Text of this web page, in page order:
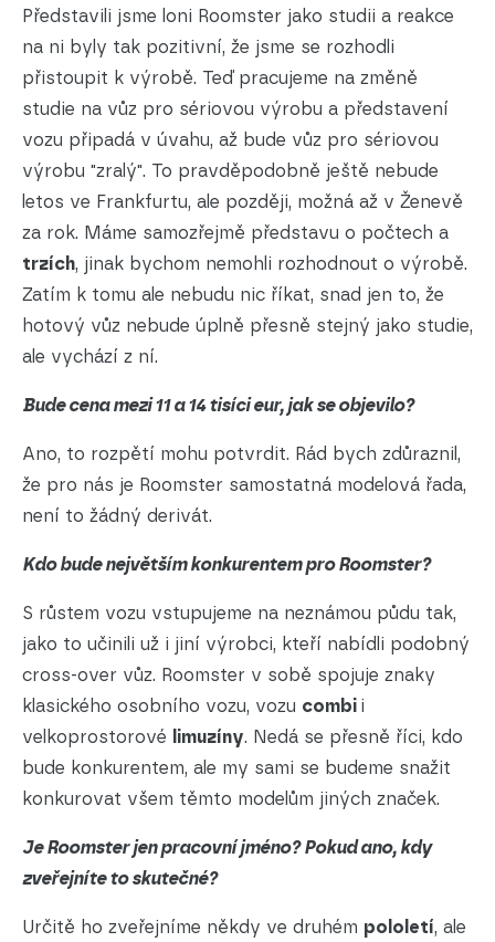
Představili jsme loni Roomster jako studii a reakce
na ni byly tak pozitivní, že jsme se rozhodli
přistoupit k výrobě. Teď pracujeme na změně
studie na vůz pro sériovou výrobu a představení
vozu připadá v úvahu, až bude vůz pro sériovou
výrobu "zralý". To pravděpodobně ještě nebude
letos ve Frankfurtu, ale později, možná až v Ženevě
za rok. Máme samozřejmě představu o počtech a
trzích, jinak bychom nemohli rozhodnout o výrobě.
Zatím k tomu ale nebudu nic říkat, snad jen to, že
hotový vůz nebude úplně přesně stejný jako studie,
ale vychází z ní.
Bude cena mezi 11 a 14 tisíci eur, jak se objevilo?
Ano, to rozpětí mohu potvrdit. Rád bych zdůraznil,
že pro nás je Roomster samostatná modelová řada,
není to žádný derivát.
Kdo bude největším konkurentem pro Roomster?
S růstem vozu vstupujeme na neznámou půdu tak,
jako to učinili už i jiní výrobci, kteří nabídli podobný
cross-over vůz. Roomster v sobě spojuje znaky
klasického osobního vozu, vozu combi i
velkoprostorové limuzíny. Nedá se přesně říci, kdo
bude konkurentem, ale my sami se budeme snažit
konkurovat všem těmto modelům jiných značek.
Je Roomster jen pracovní jméno? Pokud ano, kdy
zveřejníte to skutečné?
Určitě ho zveřejníme někdy ve druhém pololetí, ale